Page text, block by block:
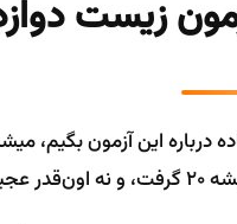
درباره این آزمون
جا بزنن.